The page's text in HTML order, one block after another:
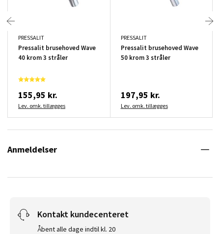
PRESSALIT
Pressalit brusehoved Wave
40 krom 3 stråler
155,95 kr.
Lev. omk. tillægges
PRESSALIT
Pressalit brusehoved Wave
50 krom 3 stråler
197,95 kr.
Lev. omk. tillægges
Anmeldelser
Kontakt kundecenteret
Åbent alle dage indtil kl. 20